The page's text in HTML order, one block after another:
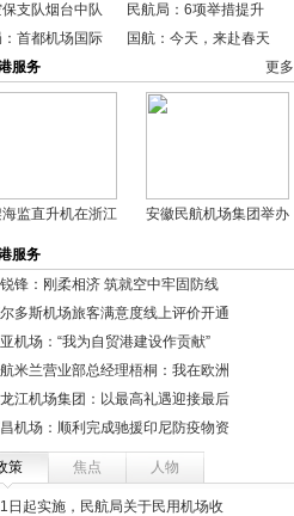
支队烟台中队
民航局：6项举措提升
：首都机场国际
国航：今天，来赴春天
服务
更多
监直升机在浙江 安徽民航机场集团举办
服务
锋：刚柔相济 筑就空中牢固防线
多斯机场旅客满意度线上评价开通
机场：“我为自贸港建设作贡献”
米兰营业部总经理梧桐：我在欧洲
江机场集团：以最高礼遇迎接最后
机场：顺利完成驰援印尼防疫物资
策 焦点 人物
日起实施，民航局关于民用机场收